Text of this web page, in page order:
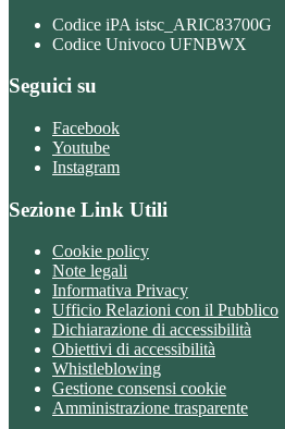
Codice iPA istsc_ARIC83700G
Codice Univoco UFNBWX
Seguici su
Facebook
Youtube
Instagram
Sezione Link Utili
Cookie policy
Note legali
Informativa Privacy
Ufficio Relazioni con il Pubblico
Dichiarazione di accessibilità
Obiettivi di accessibilità
Whistleblowing
Gestione consensi cookie
Amministrazione trasparente